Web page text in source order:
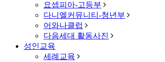
요셉피아-고등부
다니엘커뮤니티-청년부
어와나클럽
다음세대 활동사진
성인교육
세례교육